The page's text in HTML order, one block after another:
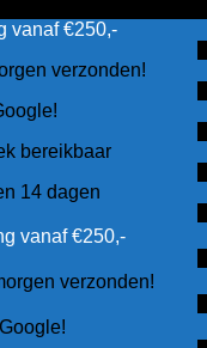
vanaf €250,-
verzonden!
bereikbaar
14 dagen
vanaf €250,-
verzonden!